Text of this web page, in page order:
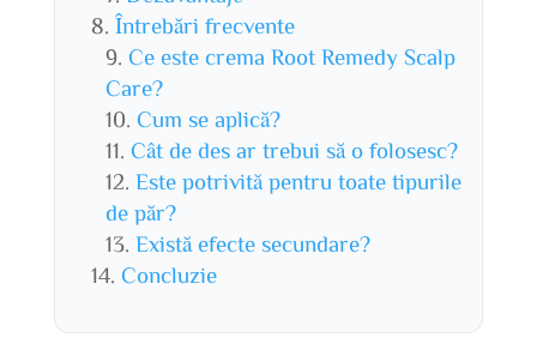
Întrebări frecvente
Ce este crema Root Remedy Scalp
Care?
Cum se aplică?
Cât de des ar trebui să o folosesc?
Este potrivită pentru toate tipurile
de păr?
Există efecte secundare?
Concluzie